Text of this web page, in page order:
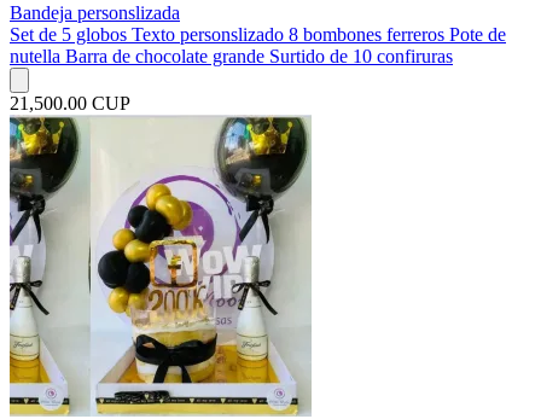
Bandeja personslizada
Set de 5 globos Texto personslizado 8 bombones ferreros Pote de
nutella Barra de chocolate grande Surtido de 10 confiruras
21,500.00 CUP